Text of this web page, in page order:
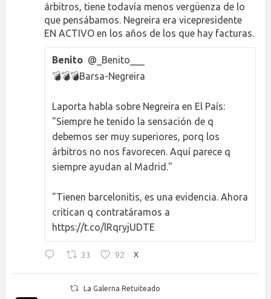
árbitros, tiene todavía menos vergüenza de lo
que pensábamos. Negreira era vicepresidente
EN ACTIVO en los años de los que hay facturas.
Benito @_Benito___
💣💣💣Barsa-Negreira
Laporta habla sobre Negreira en El País:
"Siempre he tenido la sensación de q
debemos ser muy superiores, porq los
árbitros no nos favorecen. Aquí parece q
siempre ayudan al Madrid."
"Tienen barcelonitis, es una evidencia. Ahora
critican q contratáramos a
https://t.co/lRqryjUDTE
33 92 X
La Galerna Retuiteado